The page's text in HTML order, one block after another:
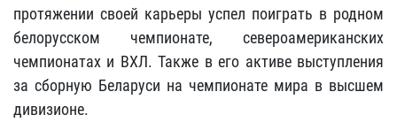
протяжении своей карьеры успел поиграть в родном
белорусском чемпионате, североамериканских
чемпионатах и ВХЛ. Также в его активе выступления
за сборную Беларуси на чемпионате мира в высшем
дивизионе.